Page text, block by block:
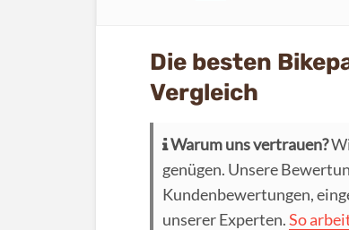
Die besten
Vergleich
Warum uns vertrauen?
genügen. Unsere
Kundenbewertungen,
unserer Experten.So